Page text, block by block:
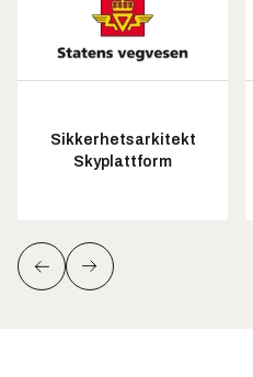
Sikkerhetsarkitekt
Skyplattform